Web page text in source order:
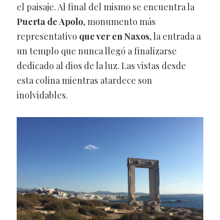
el paisaje. Al final del mismo se encuentra la
Puerta de Apolo, monumento más
representativo que ver en Naxos, la entrada a
un templo que nunca llegó a finalizarse
dedicado al dios de la luz. Las vistas desde
esta colina mientras atardece son
inolvidables.